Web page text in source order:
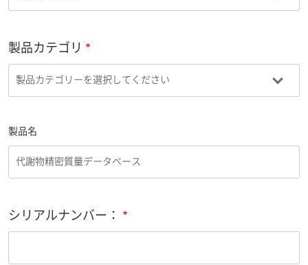
製品カテゴリ
製品名
シリアルナンバー：